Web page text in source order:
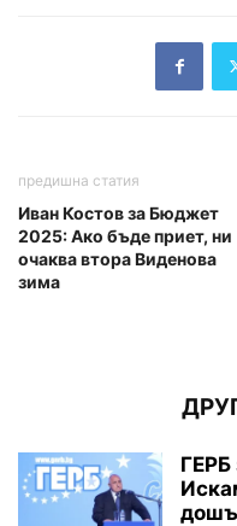
предишна статия
Иван Костов за Бюджет
2025: Ако бъде приет, ни
очаква втора Виденова
зима
ГЕРБ